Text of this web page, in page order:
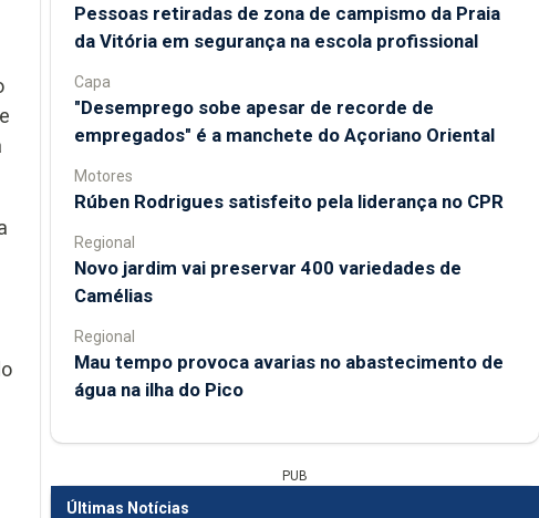
Pessoas retiradas de zona de campismo da Praia
da Vitória em segurança na escola profissional
Capa
"Desemprego sobe apesar de recorde de
empregados" é a manchete do Açoriano Oriental
Motores
Rúben Rodrigues satisfeito pela liderança no CPR
Regional
Novo jardim vai preservar 400 variedades de
Camélias
Regional
Mau tempo provoca avarias no abastecimento de
água na ilha do Pico
PUB
Últimas Notícias